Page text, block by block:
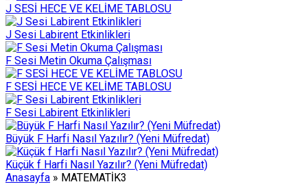
J SESİ HECE VE KELİME TABLOSU
J Sesi Labirent Etkinlikleri
F Sesi Metin Okuma Çalışması
F SESİ HECE VE KELİME TABLOSU
F Sesi Labirent Etkinlikleri
Büyük F Harfi Nasıl Yazılır? (Yeni Müfredat)
Küçük f Harfi Nasıl Yazılır? (Yeni Müfredat)
Anasayfa » MATEMATİK3